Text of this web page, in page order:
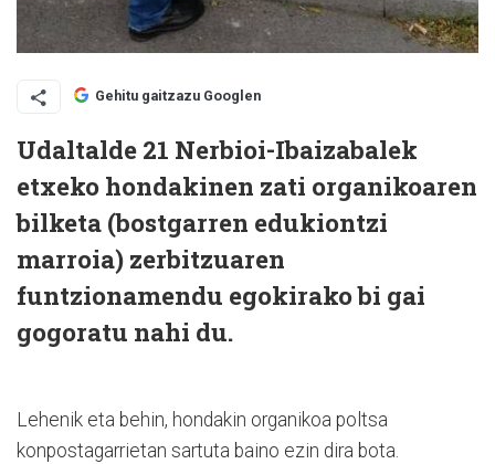
Gehitu gaitzazu Googlen
Udaltalde 21 Nerbioi-Ibaizabalek
etxeko hondakinen zati organikoaren
bilketa (bostgarren edukiontzi
marroia) zerbitzuaren
funtzionamendu egokirako bi gai
gogoratu nahi du.
Lehenik eta behin, hondakin organikoa poltsa
konpostagarrietan sartuta baino ezin dira bota.